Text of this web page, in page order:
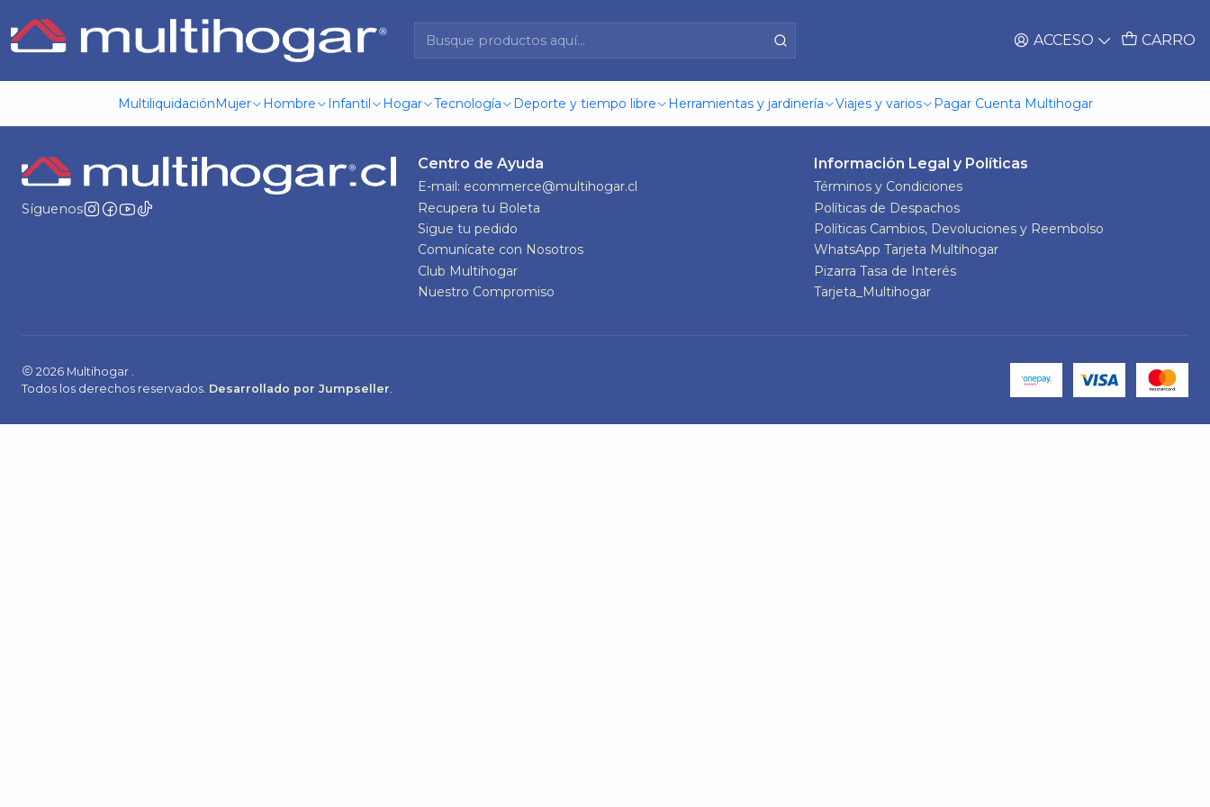
ACCESO CARRO
MultiliquidaciónMujer Hombre Infantil Hogar Tecnología Deporte y tiempo libre Herramientas y jardinería Viajes y varios Pagar Cuenta Multihogar
Inicio Nuestras Tiendas
Nuestras Tiendas
Síguenos
Centro de Ayuda
E-mail: ecommerce@multihogar.cl
Recupera tu Boleta
Sigue tu pedido
Comunícate con Nosotros
Club Multihogar
Nuestro Compromiso
Información Legal y Políticas
Términos y Condiciones
Políticas de Despachos
Políticas Cambios, Devoluciones y Reembolso
WhatsApp Tarjeta Multihogar
Pizarra Tasa de Interés
Tarjeta_Multihogar
2026 Multihogar .
Todos los derechos reservados. Desarrollado por Jumpseller.